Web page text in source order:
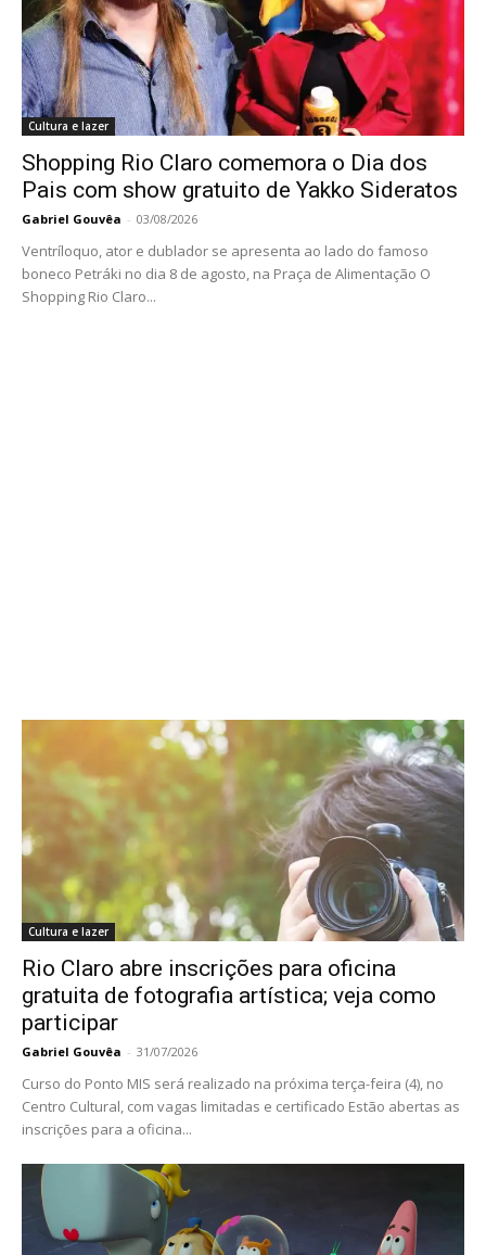
Cultura e lazer
Shopping Rio Claro comemora o Dia dos
Pais com show gratuito de Yakko Sideratos
Gabriel Gouvêa - 03/08/2026
Ventríloquo, ator e dublador se apresenta ao lado do famoso
boneco Petráki no dia 8 de agosto, na Praça de Alimentação O
Shopping Rio Claro...
Cultura e lazer
Rio Claro abre inscrições para oficina
gratuita de fotografia artística; veja como
participar
Gabriel Gouvêa - 31/07/2026
Curso do Ponto MIS será realizado na próxima terça-feira (4), no
Centro Cultural, com vagas limitadas e certificado Estão abertas as
inscrições para a oficina...